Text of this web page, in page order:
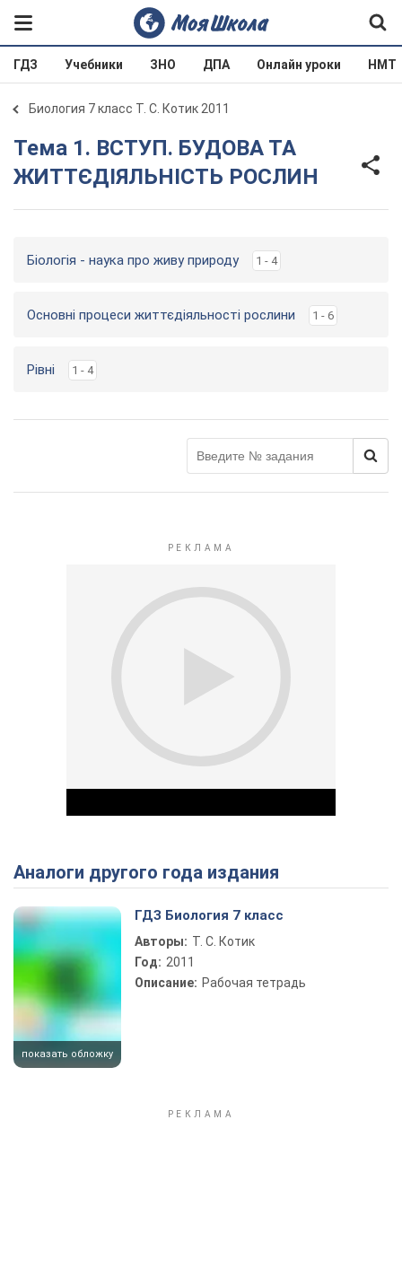
ГДЗ Учебники ЗНО ДПА Онлайн уроки НМТ
Биология 7 класс Т. С. Котик 2011
Тема 1. ВСТУП. БУДОВА ТА
ЖИТТЄДІЯЛЬНІСТЬ РОСЛИН
Біологія - наука про живу природу 1 - 4
Основні процеси життєдіяльності рослини 1 - 6
Рівні 1 - 4
Play Video
Аналоги другого года издания
показать обложку
ГДЗ Биология 7 класс
Авторы: Т. С. Котик
Год: 2011
Описание: Рабочая тетрадь